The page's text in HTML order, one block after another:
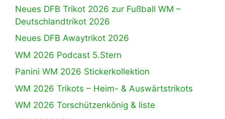
Neues DFB Trikot 2026 zur Fußball WM –
Deutschlandtrikot 2026
Neues DFB Awaytrikot 2026
WM 2026 Podcast 5.Stern
Panini WM 2026 Stickerkollektion
WM 2026 Trikots – Heim- & Auswärtstrikots
WM 2026 Torschützenkönig & liste